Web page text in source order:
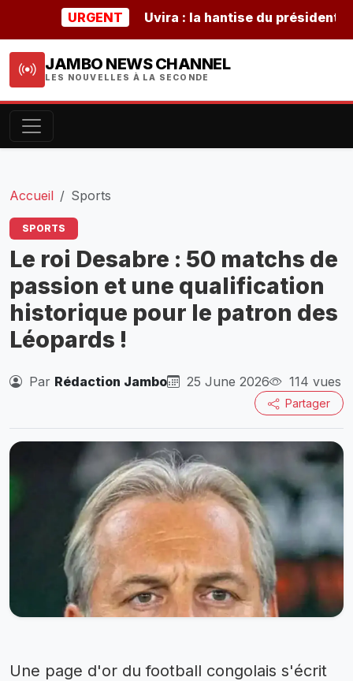
URGENT Uvira : la hantise du président
JAMBO NEWS CHANNEL
LES NOUVELLES À LA SECONDE
Accueil Sports
SPORTS
Le roi Desabre : 50 matchs de
passion et une qualification
historique pour le patron des
Léopards !
Par Rédaction Jambo 25 June 2026 114 vues
Partager
Une page d'or du football congolais s'écrit